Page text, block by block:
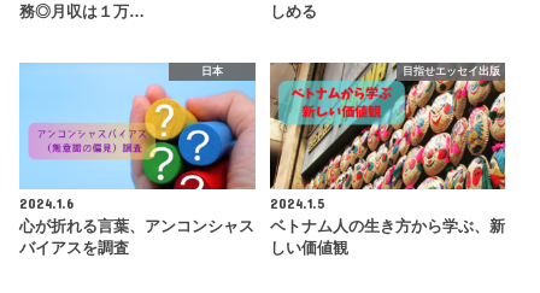
務◎月収は１万…
しめる
日本
2024.1.6
心が折れる言葉、アンコンシャス
バイアスを調査
目指せエッセイ出版
2024.1.5
ベトナム人の生き方から学ぶ、新
しい価値観